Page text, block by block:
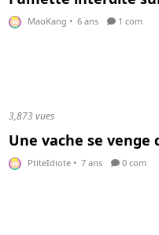
MaoKang • 6 ans 1 com
3,873 vues
Une vache se
PtiteIdiote • 7 ans 0 com